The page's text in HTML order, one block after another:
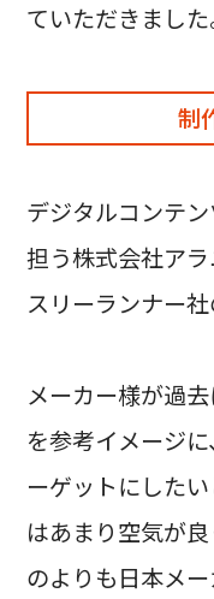
ていただきました
制
デジタルコンテ
担う株式会社アラ
スリーランナー社
メーカー様が過
を参考イメージ
ーゲットにした
はあまり空気が
のよりも日本メ